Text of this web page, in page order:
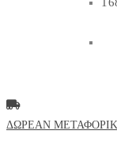
ΔΩΡΕΑΝ